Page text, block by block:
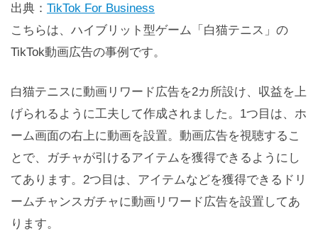
出典： TikTok For Business
こちらは、ハイブリット型ゲーム「白猫テニス」の
TikTok動画広告の事例です。
白猫テニスに動画リワード広告を2カ所設け、収益を上
げられるように工夫して作成されました。1つ目は、ホ
ーム画面の右上に動画を設置。動画広告を視聴するこ
とで、ガチャが引けるアイテムを獲得できるようにし
てあります。2つ目は、アイテムなどを獲得できるドリ
ームチャンスガチャに動画リワード広告を設置してあ
ります。